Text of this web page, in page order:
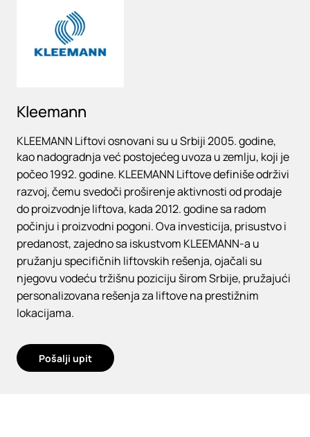
Kleemann
KLEEMANN Liftovi osnovani su u Srbiji 2005. godine,
kao nadogradnja već postojećeg uvoza u zemlju, koji je
počeo 1992. godine. KLEEMANN Liftove definiše održivi
razvoj, čemu svedoči proširenje aktivnosti od prodaje
do proizvodnje liftova, kada 2012. godine sa radom
počinju i proizvodni pogoni. Ova investicija, prisustvo i
predanost, zajedno sa iskustvom KLEEMANN-a u
pružanju specifičnih liftovskih rešenja, ojačali su
njegovu vodeću tržišnu poziciju širom Srbije, pružajući
personalizovana rešenja za liftove na prestižnim
lokacijama.
Pošalji upit